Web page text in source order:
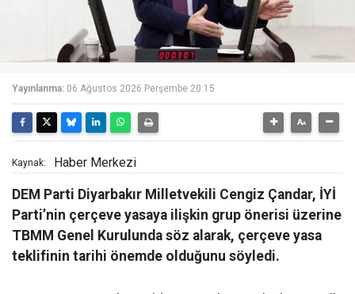
Yayınlanma: 06 Ağustos 2026 Perşembe 20:15
Kaynak: Haber Merkezi
DEM Parti Diyarbakır Milletvekili Cengiz Çandar, İYİ
Parti’nin çerçeve yasaya ilişkin grup önerisi üzerine
TBMM Genel Kurulunda söz alarak, çerçeve yasa
teklifinin tarihi önemde olduğunu söyledi.